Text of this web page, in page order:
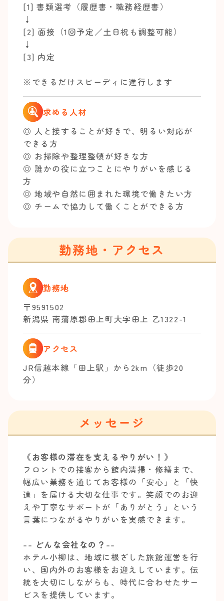
[1] 書類選考（履歴書・職務経歴書）
↓
[2] 面接（1回予定／土日祝も調整可能）
↓
[3] 内定
※できるだけスピーディに進行します
求める人材
◎ 人と接することが好きで、明るい対応が
できる方
◎ お掃除や整理整頓が好きな方
◎ 誰かの役に立つことにやりがいを感じる
方
◎ 地域や自然に囲まれた環境で働きたい方
◎ チームで協力して働くことができる方
勤務地・アクセス
勤務地
〒9591502
新潟県 南蒲原郡田上町大字田上 乙1322-1
アクセス
JR信越本線「田上駅」から2km（徒歩20
分）
メッセージ
《お客様の滞在を支えるやりがい！》
フロントでの接客から館内清掃・修繕まで、
幅広い業務を通じてお客様の「安心」と「快
適」を届ける大切な仕事です。笑顔でのお迎
えや丁寧なサポートが「ありがとう」という
言葉につながるやりがいを実感できます。
-- どんな会社なの？--
ホテル小柳は、地域に根ざした旅館運営を行
い、国内外のお客様をお迎えしています。伝
統を大切にしながらも、時代に合わせたサー
ビスを提供しています。